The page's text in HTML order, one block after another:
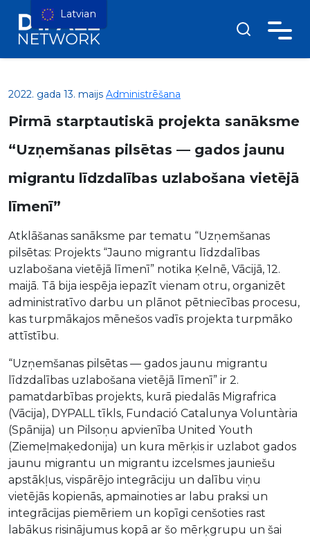
2022. gada 13. maijs Administrēšana
Pirmā starptautiskā projekta sanāksme
“Uzņemšanas pilsētas — gados jaunu
migrantu līdzdalības uzlabošana vietējā
līmenī”
Atklāšanas sanāksme par tematu “Uzņemšanas
pilsētas: Projekts “Jauno migrantu līdzdalības
uzlabošana vietējā līmenī” notika Ķelnē, Vācijā, 12.
maijā. Tā bija iespēja iepazīt vienam otru, organizēt
administratīvo darbu un plānot pētniecības procesu,
kas turpmākajos mēnešos vadīs projekta turpmāko
attīstību.
“Uzņemšanas pilsētas — gados jaunu migrantu
līdzdalības uzlabošana vietējā līmenī” ir 2.
pamatdarbības projekts, kurā piedalās Migrafrica
(Vācija), DYPALL tīkls, Fundació Catalunya Voluntària
(Spānija) un Pilsoņu apvienība United Youth
(Ziemeļmaķedonija) un kura mērķis ir uzlabot gados
jaunu migrantu un migrantu izcelsmes jauniešu
apstākļus, vispārējo integrāciju un dalību viņu
vietējās kopienās, apmainoties ar labu praksi un
integrācijas piemēriem un kopīgi cenšoties rast
labākus risinājumus kopā ar šo mērķgrupu un šai
Latvian